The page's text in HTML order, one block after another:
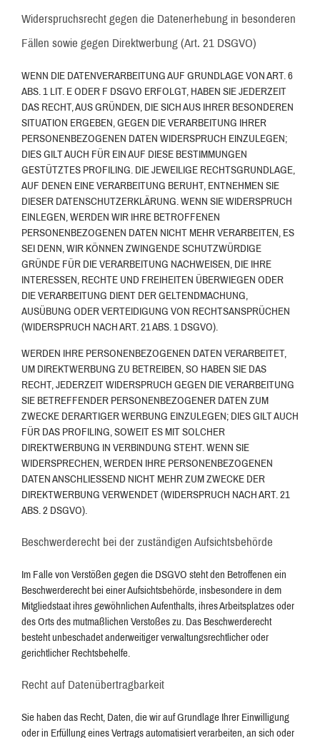
Widerspruchsrecht gegen die Datenerhebung in besonderen
Fällen sowie gegen Direktwerbung (Art. 21 DSGVO)
WENN DIE DATENVERARBEITUNG AUF GRUNDLAGE VON ART. 6
ABS. 1 LIT. E ODER F DSGVO ERFOLGT, HABEN SIE JEDERZEIT
DAS RECHT, AUS GRÜNDEN, DIE SICH AUS IHRER BESONDEREN
SITUATION ERGEBEN, GEGEN DIE VERARBEITUNG IHRER
PERSONENBEZOGENEN DATEN WIDERSPRUCH EINZULEGEN;
DIES GILT AUCH FÜR EIN AUF DIESE BESTIMMUNGEN
GESTÜTZTES PROFILING. DIE JEWEILIGE RECHTSGRUNDLAGE,
AUF DENEN EINE VERARBEITUNG BERUHT, ENTNEHMEN SIE
DIESER DATENSCHUTZERKLÄRUNG. WENN SIE WIDERSPRUCH
EINLEGEN, WERDEN WIR IHRE BETROFFENEN
PERSONENBEZOGENEN DATEN NICHT MEHR VERARBEITEN, ES
SEI DENN, WIR KÖNNEN ZWINGENDE SCHUTZWÜRDIGE
GRÜNDE FÜR DIE VERARBEITUNG NACHWEISEN, DIE IHRE
INTERESSEN, RECHTE UND FREIHEITEN ÜBERWIEGEN ODER
DIE VERARBEITUNG DIENT DER GELTENDMACHUNG,
AUSÜBUNG ODER VERTEIDIGUNG VON RECHTSANSPRÜCHEN
(WIDERSPRUCH NACH ART. 21 ABS. 1 DSGVO).
WERDEN IHRE PERSONENBEZOGENEN DATEN VERARBEITET,
UM DIREKTWERBUNG ZU BETREIBEN, SO HABEN SIE DAS
RECHT, JEDERZEIT WIDERSPRUCH GEGEN DIE VERARBEITUNG
SIE BETREFFENDER PERSONENBEZOGENER DATEN ZUM
ZWECKE DERARTIGER WERBUNG EINZULEGEN; DIES GILT AUCH
FÜR DAS PROFILING, SOWEIT ES MIT SOLCHER
DIREKTWERBUNG IN VERBINDUNG STEHT. WENN SIE
WIDERSPRECHEN, WERDEN IHRE PERSONENBEZOGENEN
DATEN ANSCHLIESSEND NICHT MEHR ZUM ZWECKE DER
DIREKTWERBUNG VERWENDET (WIDERSPRUCH NACH ART. 21
ABS. 2 DSGVO).
Beschwerde­recht bei der zuständigen Aufsichts­behörde
Im Falle von Verstößen gegen die DSGVO steht den Betroffenen ein
Beschwerderecht bei einer Aufsichtsbehörde, insbesondere in dem
Mitgliedstaat ihres gewöhnlichen Aufenthalts, ihres Arbeitsplatzes oder
des Orts des mutmaßlichen Verstoßes zu. Das Beschwerderecht
besteht unbeschadet anderweitiger verwaltungsrechtlicher oder
gerichtlicher Rechtsbehelfe.
Recht auf Daten­übertrag­barkeit
Sie haben das Recht, Daten, die wir auf Grundlage Ihrer Einwilligung
oder in Erfüllung eines Vertrags automatisiert verarbeiten, an sich oder